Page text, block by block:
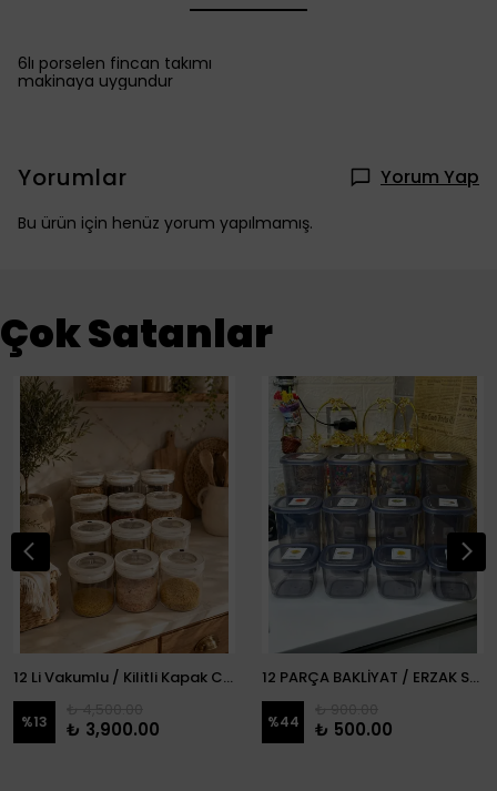
6lı porselen fincan takımı
makinaya uygundur
Yorumlar Yorum Yap
Bu ürün için henüz yorum yapılmamış.
Çok Satanlar
12 Li Vakumlu / Kilitli Kapak Cam Erzak Kabı / Kavanoz
%13 ₺ 3,900.00
12 PARÇA BAKLİYAT / ERZAK SETİ
%44 ₺ 500.00